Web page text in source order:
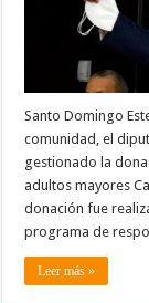
Santo Domingo
comunidad, el
gestionado la
adultos mayores
donación fue
programa de
Leer más »